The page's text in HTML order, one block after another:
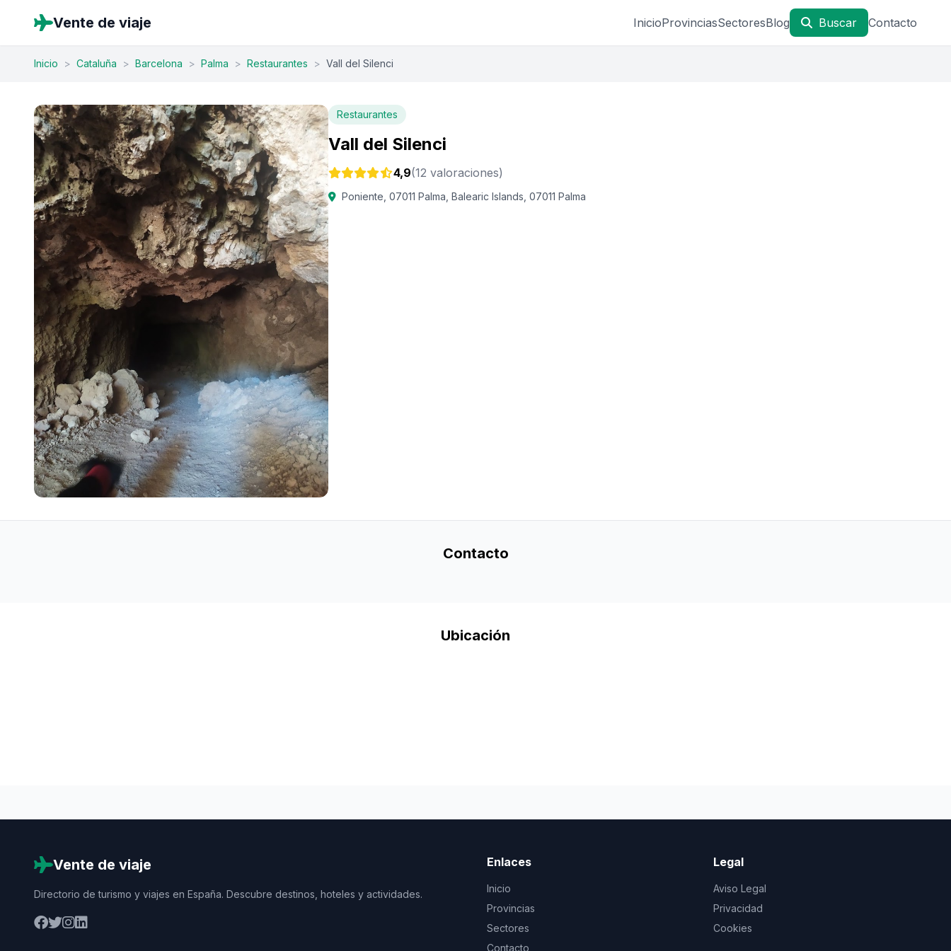
Vente de viaje InicioProvinciasSectoresBlog Buscar Contacto
Inicio > Cataluña > Barcelona > Palma > Restaurantes > Vall del Silenci
Restaurantes
Vall del Silenci
4,9(12 valoraciones)
Poniente, 07011 Palma, Balearic Islands, 07011 Palma
Contacto
Ubicación
Vente de viaje
Directorio de turismo y viajes en España. Descubre destinos, hoteles y actividades.
Enlaces
Inicio
Provincias
Sectores
Contacto
Legal
Aviso Legal
Privacidad
Cookies